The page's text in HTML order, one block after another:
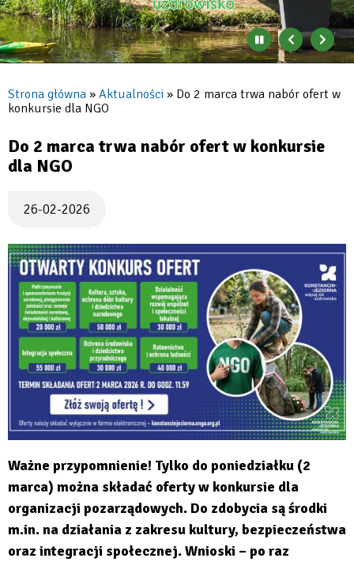
Jeziorna
Zatrzymaj
automatyczne
się
banerów
Poprzedni
bannerbaner
Ścieżka
Strona główna Aktualności
Do 2 marca trwa nabór ofert w
konkursie dla NGO
Do 2 marca trwa nabór ofert w konkursie
dla NGO
26-02-2026
Ważne przypomnienie! Tylko do poniedziałku (2
marca) można składać oferty w konkursie dla
organizacji pozarządowych. Do zdobycia są środki
m.in. na działania z zakresu kultury, bezpieczeństwa
oraz integracji społecznej. Wnioski – po raz